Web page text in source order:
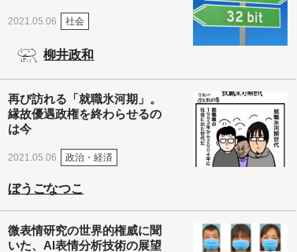
2021.05.06 社会
柳井政和
再び訪れる「就職氷河期」。
縁故優遇政権を終わらせるの
は今
2021.05.06 政治・経済
ぼうごなつこ
微表情研究の世界的権威に聞
いた、AI表情分析技術の展望